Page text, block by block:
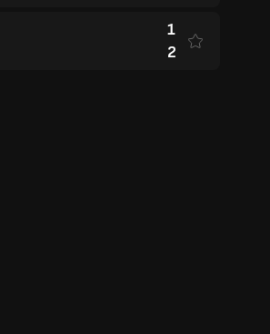
1
2